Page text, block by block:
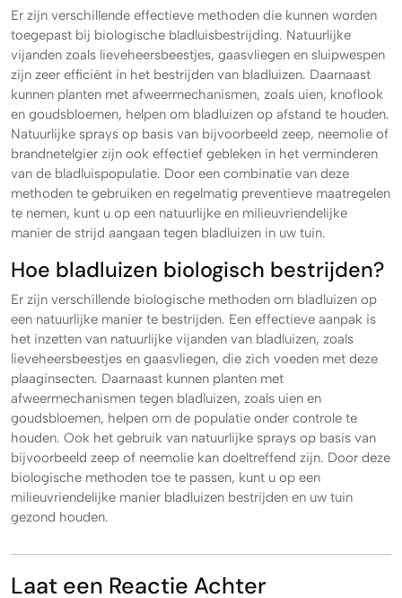
Er zijn verschillende effectieve methoden die kunnen worden
toegepast bij biologische bladluisbestrijding. Natuurlijke
vijanden zoals lieveheersbeestjes, gaasvliegen en sluipwespen
zijn zeer efficiënt in het bestrijden van bladluizen. Daarnaast
kunnen planten met afweermechanismen, zoals uien, knoflook
en goudsbloemen, helpen om bladluizen op afstand te houden.
Natuurlijke sprays op basis van bijvoorbeeld zeep, neemolie of
brandnetelgier zijn ook effectief gebleken in het verminderen
van de bladluispopulatie. Door een combinatie van deze
methoden te gebruiken en regelmatig preventieve maatregelen
te nemen, kunt u op een natuurlijke en milieuvriendelijke
manier de strijd aangaan tegen bladluizen in uw tuin.
Hoe bladluizen biologisch bestrijden?
Er zijn verschillende biologische methoden om bladluizen op
een natuurlijke manier te bestrijden. Een effectieve aanpak is
het inzetten van natuurlijke vijanden van bladluizen, zoals
lieveheersbeestjes en gaasvliegen, die zich voeden met deze
plaaginsecten. Daarnaast kunnen planten met
afweermechanismen tegen bladluizen, zoals uien en
goudsbloemen, helpen om de populatie onder controle te
houden. Ook het gebruik van natuurlijke sprays op basis van
bijvoorbeeld zeep of neemolie kan doeltreffend zijn. Door deze
biologische methoden toe te passen, kunt u op een
milieuvriendelijke manier bladluizen bestrijden en uw tuin
gezond houden.
Laat een Reactie Achter